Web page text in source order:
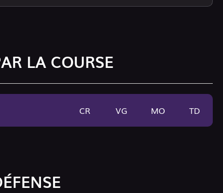
LA COURSE
CR VG MO TD